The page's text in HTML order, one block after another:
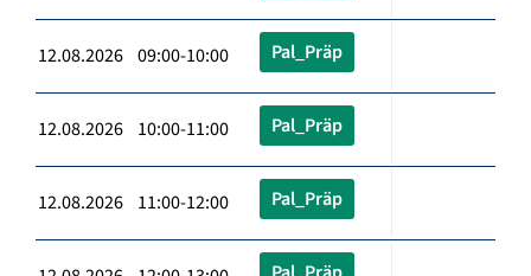
12.08.2026 09:00-10:00 Pal_Präp
12.08.2026 10:00-11:00 Pal_Präp
12.08.2026 11:00-12:00 Pal_Präp